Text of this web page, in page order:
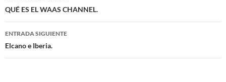
de
entradas
QUÉ ES EL WAAS CHANNEL.
ENTRADA SIGUIENTE
Elcano e Iberia.